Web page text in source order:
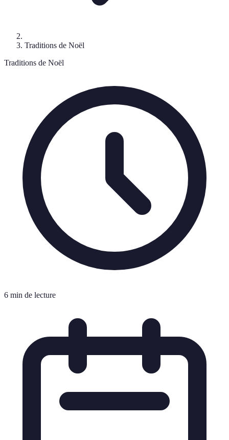
Traditions de Noël
Traditions de Noël
6 min de lecture